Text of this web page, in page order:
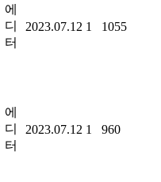
에
디
터
2023.07.12 1 1055
에
디
터
2023.07.12 1 960